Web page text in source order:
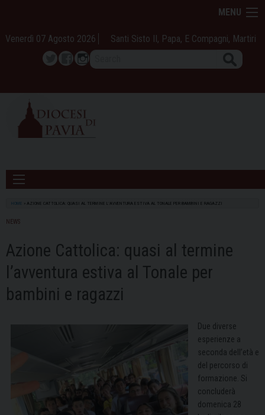
content
MENU
Venerdì 07 Agosto 2026 Santi Sisto II, Papa, E Compagni, Martiri
TwitterFacebook
Instagram
HOME AZIONE CATTOLICA: QUASI AL TERMINE L’AVVENTURA ESTIVA AL TONALE PER BAMBINI E RAGAZZI
NEWS
Azione Cattolica: quasi al termine
l’avventura estiva al Tonale per
bambini e ragazzi
Due diverse
esperienze a
seconda dell’età e
del percorso di
formazione. Si
concluderà
domenica 28